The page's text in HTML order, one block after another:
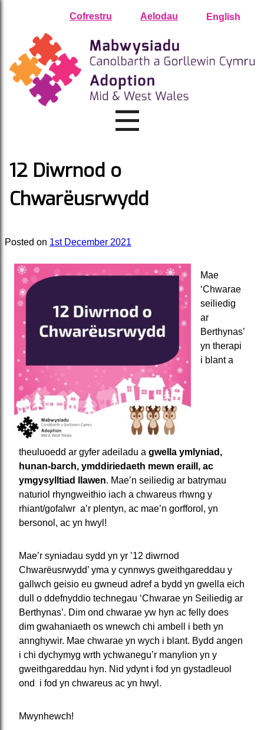
Cofrestru Aelodau English
12 Diwrnod o
Chwarëusrwydd
Posted on 1st December 2021
Mae
‘Chwarae
seiliedig
ar
Berthynas’
yn therapi
i blant a
theuluoedd ar gyfer adeiladu a gwella ymlyniad,
hunan-barch, ymddiriedaeth mewn eraill, ac
ymgysylltiad llawen. Mae’n seiliedig ar batrymau
naturiol rhyngweithio iach a chwareus rhwng y
rhiant/gofalwr a’r plentyn, ac mae’n gorfforol, yn
bersonol, ac yn hwyl!
Mae’r syniadau sydd yn yr ’12 diwrnod
Chwarëusrwydd’ yma y cynnwys gweithgareddau y
gallwch geisio eu gwneud adref a bydd yn gwella eich
dull o ddefnyddio technegau ‘Chwarae yn Seiliedig ar
Berthynas’. Dim ond chwarae yw hyn ac felly does
dim gwahaniaeth os wnewch chi ambell i beth yn
annghywir. Mae chwarae yn wych i blant. Bydd angen
i chi dychymyg wrth ychwanegu’r manylion yn y
gweithgareddau hyn. Nid ydynt i fod yn gystadleuol
ond i fod yn chwareus ac yn hwyl.
Mwynhewch!